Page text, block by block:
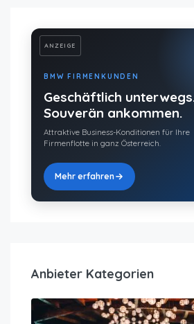
ANZEIGE
BMW FIRMENKUNDEN
Geschäftlich
Souverän ankommen.
Attraktive Business-Konditionen für Ihre
Firmenflotte in ganz Österreich.
Mehr erfahren
Anbieter Kategorien